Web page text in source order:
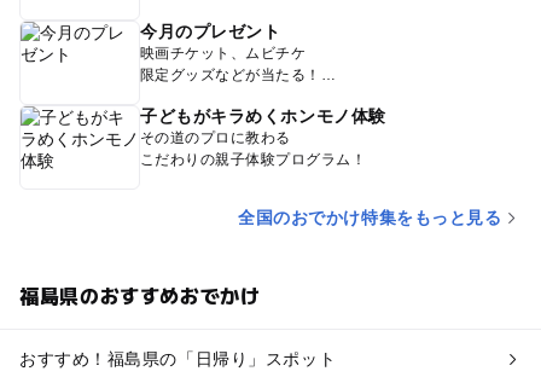
今月のプレゼント
映画チケット、ムビチケ
限定グッズなどが当たる！
子どもがキラめくホンモノ体験
その道のプロに教わる
こだわりの親子体験プログラム！
全国のおでかけ特集をもっと見る
福島県のおすすめおでかけ
おすすめ！福島県の「日帰り」スポット